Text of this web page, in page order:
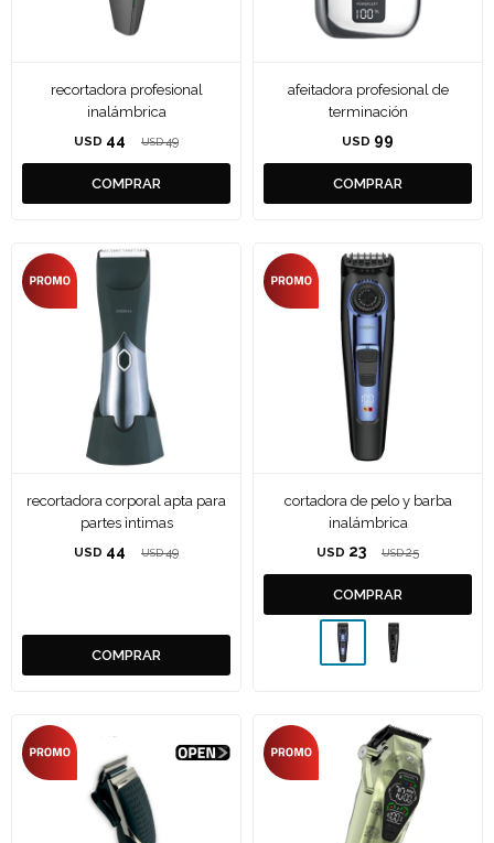
recortadora profesional
inalámbrica
USD 44 USD 49
afeitadora profesional de
terminación
USD 99
recortadora corporal apta para
partes ìntimas
USD 44 USD 49
cortadora de pelo y barba
inalámbrica
USD 23 USD 25